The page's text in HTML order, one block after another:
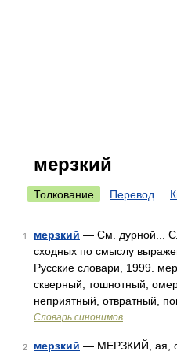
мерзкий
Толкование Перевод
1 мерзкий — См. дурной...
сходных по смыслу
Русские словари, 1999.
скверный, тошнотный,
неприятный, отвратный,
Словарь синонимов
2 мерзкий — МЕРЗКИЙ, ая,